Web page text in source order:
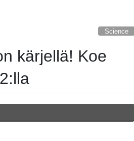
Science
kärjellä! Koe